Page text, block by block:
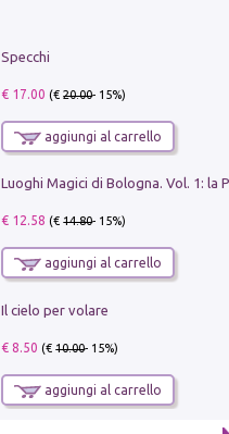
Specchi
€ 17.00 (€20.00- 15%)
aggiungi al carrello
€ 12.58 (€14.80- 15%)
aggiungi al carrello
Il cielo per volare
€ 8.50 (€10.00- 15%)
aggiungi al carrello